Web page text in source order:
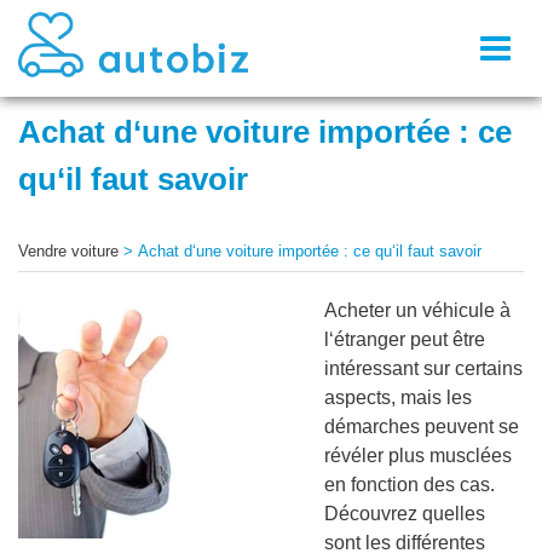
Achat d‘une voiture importée : ce
qu‘il faut savoir
Vendre voiture > Achat d‘une voiture importée : ce qu‘il faut savoir
Acheter un véhicule à
l‘étranger peut être
intéressant sur certains
aspects, mais les
démarches peuvent se
révéler plus musclées
en fonction des cas.
Découvrez quelles
sont les différentes